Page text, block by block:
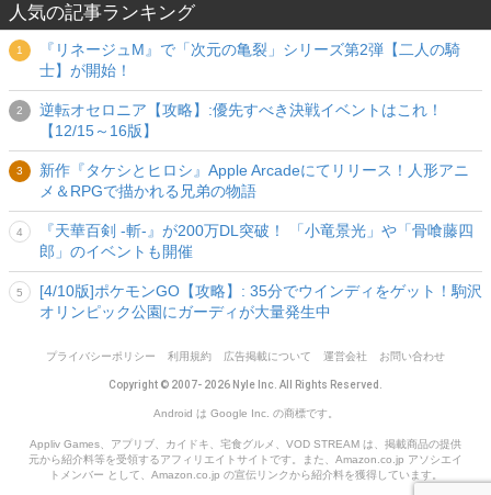
人気の記事ランキング
『リネージュM』で「次元の亀裂」シリーズ第2弾【二人の騎
士】が開始！
逆転オセロニア【攻略】:優先すべき決戦イベントはこれ！
【12/15～16版】
新作『タケシとヒロシ』Apple Arcadeにてリリース！人形アニ
メ＆RPGで描かれる兄弟の物語
『天華百剣 -斬-』が200万DL突破！ 「小竜景光」や「骨喰藤四
郎」のイベントも開催
[4/10版]ポケモンGO【攻略】: 35分でウインディをゲット！駒沢
オリンピック公園にガーディが大量発生中
プライバシーポリシー 利用規約 広告掲載について 運営会社 お問い合わせ
Copyright © 2007- 2026 Nyle Inc. All Rights Reserved.
Android は Google Inc. の商標です。
Appliv Games、アプリブ、カイドキ、宅食グルメ、VOD STREAM は、掲載商品の提供
元から紹介料等を受領するアフィリエイトサイトです。また、Amazon.co.jp アソシエイ
トメンバー として、Amazon.co.jp の宣伝リンクから紹介料を獲得しています。